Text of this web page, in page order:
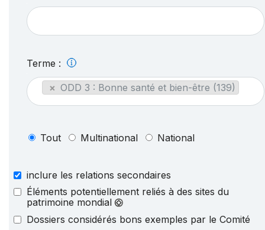
Terme :
× ODD 3 : Bonne santé et bien-être (139)
Tout Multinational National
inclure les relations secondaires
Éléments potentiellement reliés à des sites du
patrimoine mondial
Dossiers considérés bons exemples par le Comité